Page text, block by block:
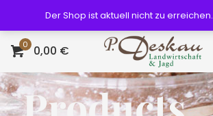
0 0,00 €
Der Shop ist aktuell nicht zu erreichen.